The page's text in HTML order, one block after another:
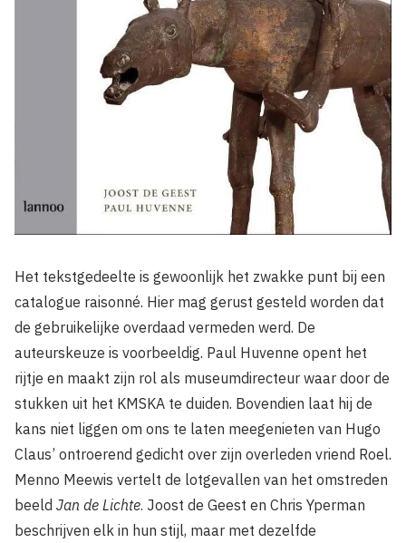
Het tekstgedeelte is gewoonlijk het zwakke punt bij een
catalogue raisonné. Hier mag gerust gesteld worden dat
de gebruikelijke overdaad vermeden werd. De
auteurskeuze is voorbeeldig. Paul Huvenne opent het
rijtje en maakt zijn rol als museumdirecteur waar door de
stukken uit het KMSKA te duiden. Bovendien laat hij de
kans niet liggen om ons te laten meegenieten van Hugo
Claus’ ontroerend gedicht over zijn overleden vriend Roel.
Menno Meewis vertelt de lotgevallen van het omstreden
beeld Jan de Lichte. Joost de Geest en Chris Yperman
beschrijven elk in hun stijl, maar met dezelfde